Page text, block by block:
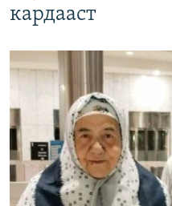
кардааст